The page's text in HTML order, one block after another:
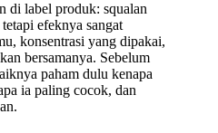
di label produk: squalan
efeknya sangat
konsentrasi yang dipakai,
bersamanya. Sebelum
paham dulu kenapa
ia paling cocok, dan